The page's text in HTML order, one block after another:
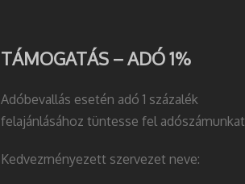
TÁMOGATÁS – ADÓ 1%
Adóbevallás esetén adó 1 százalék
felajánlásához tüntesse fel adószámunkat
Kedvezményezett szervezet neve: